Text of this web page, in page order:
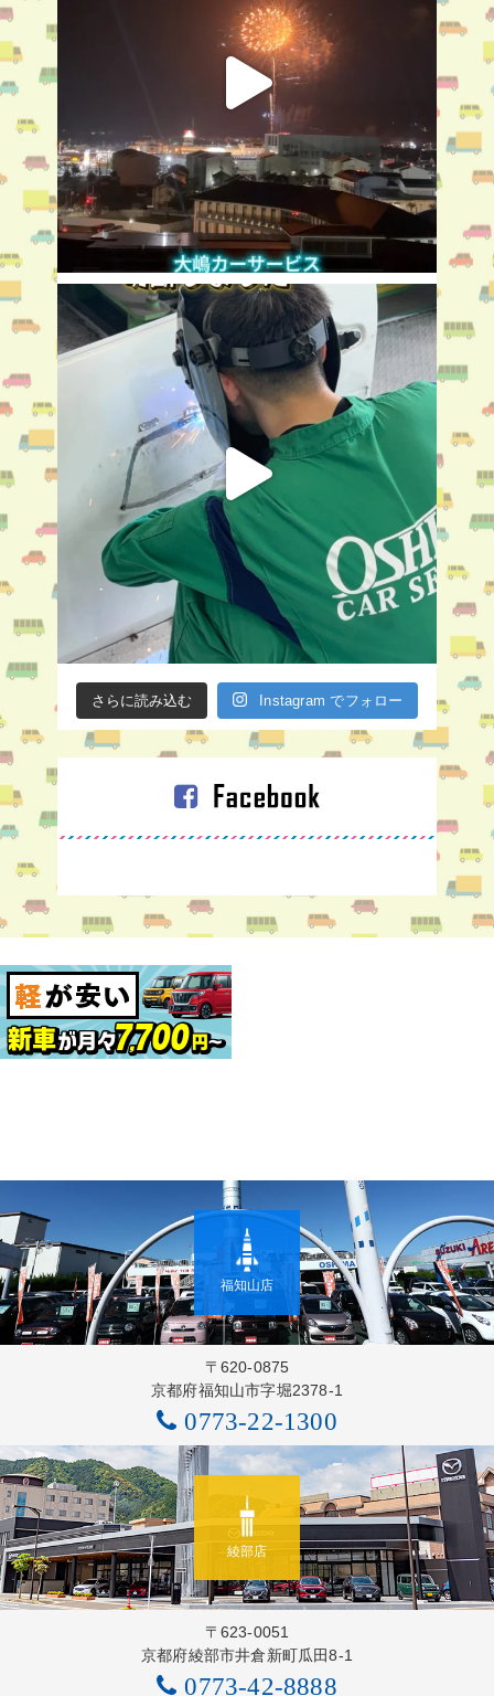
さらに読み込む Instagram でフォロー
福知山店
〒620-0875
京都府福知山市字堀2378-1
0773-22-1300
綾部店
〒623-0051
京都府綾部市井倉新町瓜田8-1
0773-42-8888